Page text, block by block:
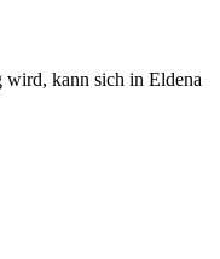
wird, kann sich in Eldena